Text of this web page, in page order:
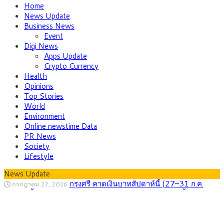
Home
News Update
Business News
Event
Digi News
Apps Update
Crypto Currency
Health
Opinions
Top Stories
World
Environment
Online newstime Data
PR News
Society
Lifestyle
News Update
กรกฎาคม 27, 2026 กรุงศรี คาดเงินบาทสัปดาห์นี้ (27–31 ก.ค.